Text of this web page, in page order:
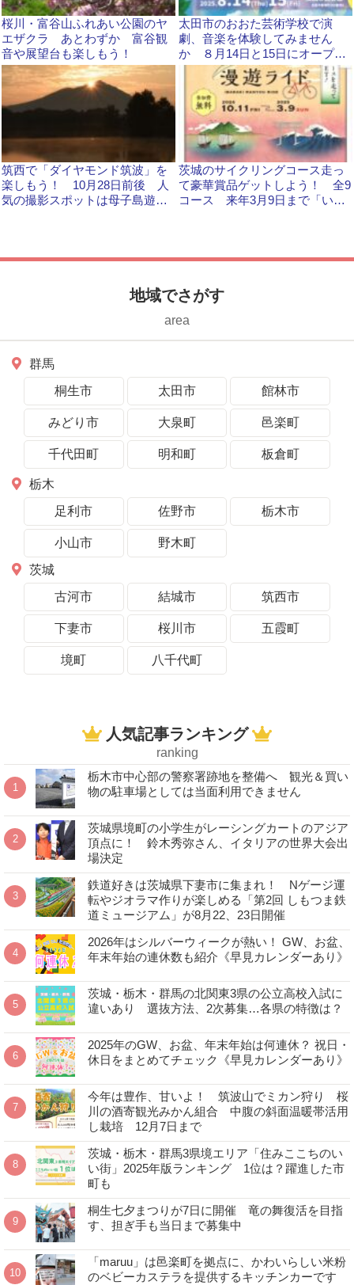
桜川・富谷山ふれあい公園のヤ
エザクラ あとわずか 富谷観
音や展望台も楽しもう！
太田市のおおた芸術学校で演
劇、音楽を体験してみません
か ８月14日と15日にオープン
スクールを開きます
筑西で「ダイヤモンド筑波」を
楽しもう！ 10月28日前後 人
気の撮影スポットは母子島遊水
茨城のサイクリングコース走っ
て豪華賞品ゲットしよう！ 全9
コース 来年3月9日まで「いば
地域でさがす
area
群馬
桐生市
太田市 館林市
みどり市 大泉町 邑楽町
千代田町 明和町 板倉町
栃木
足利市
佐野市 栃木市
小山市
野木町
茨城
古河市
結城市 筑西市
下妻市 桜川市 五霞町
境町 八千代町
人気記事ランキング
ranking
栃木市中心部の警察署跡地を整備へ 観光＆買い
物の駐車場としては当面利用できません
茨城県境町の小学生がレーシングカートのアジア
頂点に！ 鈴木秀弥さん、イタリアの世界大会出
場決定
鉄道好きは茨城県下妻市に集まれ！ Nゲージ運
転やジオラマ作りが楽しめる「第2回 しもつま鉄
道ミュージアム」が8月22、23日開催
2026年はシルバーウィークが熱い！ GW、お盆、
年末年始の連休数も紹介《早見カレンダーあり》
茨城・栃木・群馬の北関東3県の公立高校入試に
違いあり 選抜方法、2次募集…各県の特徴は？
2025年のGW、お盆、年末年始は何連休？ 祝日・
休日をまとめてチェック《早見カレンダーあり》
今年は豊作、甘いよ！ 筑波山でミカン狩り 桜
川の酒寄観光みかん組合 中腹の斜面温暖帯活用
し栽培 12月7日まで
茨城・栃木・群馬3県境エリア「住みここちのい
い街」2025年版ランキング 1位は？躍進した市
町も
桐生七夕まつりが7日に開催 竜の舞復活を目指
す、担ぎ手も当日まで募集中
「maruu」は邑楽町を拠点に、かわいらしい米粉
のベビーカステラを提供するキッチンカーです